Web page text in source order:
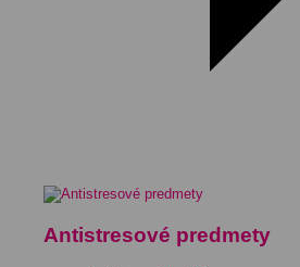
Antistresové predmety